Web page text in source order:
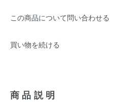
この商品について問い合わせる
買い物を続ける
商品説明